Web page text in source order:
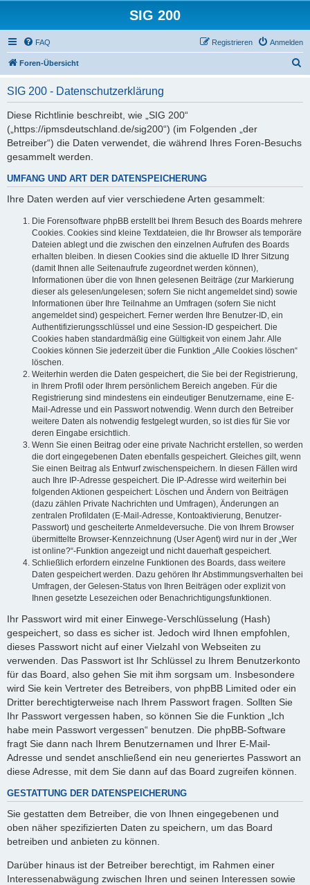
SIG 200
FAQ Anmelden
Registrieren
Foren-Übersicht
SIG 200 - Datenschutzerklärung
Diese Richtlinie beschreibt, wie „SIG 200“
(„https://ipmsdeutschland.de/sig200“) (im Folgenden „der
Betreiber“) die Daten verwendet, die während Ihres Foren-Besuchs
gesammelt werden.
UMFANG UND ART DER DATENSPEICHERUNG
Ihre Daten werden auf vier verschiedene Arten gesammelt:
Die Forensoftware phpBB erstellt bei Ihrem Besuch des Boards mehrere
Cookies. Cookies sind kleine Textdateien, die Ihr Browser als temporäre
Dateien ablegt und die zwischen den einzelnen Aufrufen des Boards
erhalten bleiben. In diesen Cookies sind die aktuelle ID Ihrer Sitzung
(damit Ihnen alle Seitenaufrufe zugeordnet werden können),
Informationen über die von Ihnen gelesenen Beiträge (zur Markierung
dieser als gelesen/ungelesen; sofern Sie nicht angemeldet sind) sowie
Informationen über Ihre Teilnahme an Umfragen (sofern Sie nicht
angemeldet sind) gespeichert. Ferner werden Ihre Benutzer-ID, ein
Authentifizierungsschlüssel und eine Session-ID gespeichert. Die
Cookies haben standardmäßig eine Gültigkeit von einem Jahr. Alle
Cookies können Sie jederzeit über die Funktion „Alle Cookies löschen“
löschen.
Weiterhin werden die Daten gespeichert, die Sie bei der Registrierung,
in Ihrem Profil oder Ihrem persönlichem Bereich angeben. Für die
Registrierung sind mindestens ein eindeutiger Benutzername, eine E-
Mail-Adresse und ein Passwort notwendig. Wenn durch den Betreiber
weitere Daten als notwendig festgelegt wurden, so ist dies für Sie vor
deren Eingabe ersichtlich.
Wenn Sie einen Beitrag oder eine private Nachricht erstellen, so werden
die dort eingegebenen Daten ebenfalls gespeichert. Gleiches gilt, wenn
Sie einen Beitrag als Entwurf zwischenspeichern. In diesen Fällen wird
auch Ihre IP-Adresse gespeichert. Die IP-Adresse wird weiterhin bei
folgenden Aktionen gespeichert: Löschen und Ändern von Beiträgen
(dazu zählen Private Nachrichten und Umfragen), Änderungen an
zentralen Profildaten (E-Mail-Adresse, Kontoaktivierung, Benutzer-
Passwort) und gescheiterte Anmeldeversuche. Die von Ihrem Browser
übermittelte Browser-Kennzeichnung (User Agent) wird nur in der „Wer
ist online?“-Funktion angezeigt und nicht dauerhaft gespeichert.
Schließlich erfordern einzelne Funktionen des Boards, dass weitere
Daten gespeichert werden. Dazu gehören Ihr Abstimmungsverhalten bei
Umfragen, der Gelesen-Status von Ihren Beiträgen oder explizit von
Ihnen gesetzte Lesezeichen oder Benachrichtigungsfunktionen.
Ihr Passwort wird mit einer Einwege-Verschlüsselung (Hash)
gespeichert, so dass es sicher ist. Jedoch wird Ihnen empfohlen,
dieses Passwort nicht auf einer Vielzahl von Webseiten zu
verwenden. Das Passwort ist Ihr Schlüssel zu Ihrem Benutzerkonto
für das Board, also gehen Sie mit ihm sorgsam um. Insbesondere
wird Sie kein Vertreter des Betreibers, von phpBB Limited oder ein
Dritter berechtigterweise nach Ihrem Passwort fragen. Sollten Sie
Ihr Passwort vergessen haben, so können Sie die Funktion „Ich
habe mein Passwort vergessen“ benutzen. Die phpBB-Software
fragt Sie dann nach Ihrem Benutzernamen und Ihrer E-Mail-
Adresse und sendet anschließend ein neu generiertes Passwort an
diese Adresse, mit dem Sie dann auf das Board zugreifen können.
GESTATTUNG DER DATENSPEICHERUNG
Sie gestatten dem Betreiber, die von Ihnen eingegebenen und
oben näher spezifizierten Daten zu speichern, um das Board
betreiben und anbieten zu können.
Darüber hinaus ist der Betreiber berechtigt, im Rahmen einer
Interessenabwägung zwischen Ihren und seinen Interessen sowie